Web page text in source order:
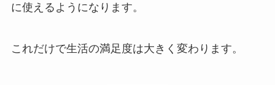
に使えるようになります。
これだけで生活の満足度は大きく変わります。